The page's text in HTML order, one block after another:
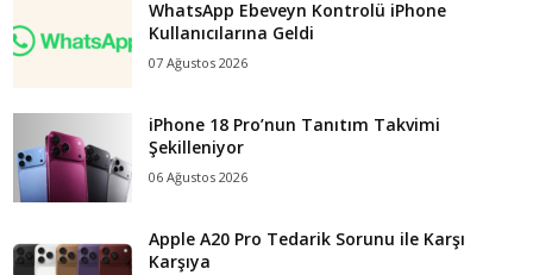
WhatsApp Ebeveyn Kontrolü iPhone
Kullanıcılarına Geldi
07 Ağustos 2026
iPhone 18 Pro’nun Tanıtım Takvimi
Şekilleniyor
06 Ağustos 2026
Apple A20 Pro Tedarik Sorunu ile Karşı
Karşıya